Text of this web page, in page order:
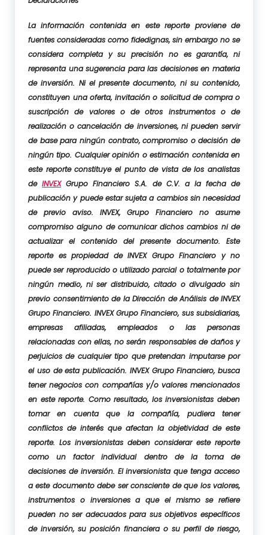
La información contenida en este reporte proviene de
fuentes consideradas como fidedignas, sin embargo no se
considera completa y su precisión no es garantía, ni
representa una sugerencia para las decisiones en materia
de inversión. Ni el presente documento, ni su contenido,
constituyen una oferta, invitación o solicitud de compra o
suscripción de valores o de otros instrumentos o de
realización o cancelación de inversiones, ni pueden servir
de base para ningún contrato, compromiso o decisión de
ningún tipo. Cualquier opinión o estimación contenida en
este reporte constituye el punto de vista de los analistas
deINVEXGrupo Financiero S.A. de C.V. a la fecha de
publicación y puede estar sujeta a cambios sin necesidad
de previo aviso. INVEX, Grupo Financiero no asume
compromiso alguno de comunicar dichos cambios ni de
actualizar el contenido del presente documento. Este
reporte es propiedad de INVEX Grupo Financiero y no
puede ser reproducido o utilizado parcial o totalmente por
ningún medio, ni ser distribuido, citado o divulgado sin
previo consentimiento de la Dirección de Análisis de INVEX
Grupo Financiero. INVEX Grupo Financiero, sus subsidiarias,
empresas afiliadas, empleados o las personas
relacionadas con ellas, no serán responsables de daños y
perjuicios de cualquier tipo que pretendan imputarse por
el uso de esta publicación. INVEX Grupo Financiero, busca
tener negocios con compañías y/o valores mencionados
en este reporte. Como resultado, los inversionistas deben
tomar en cuenta que la compañía, pudiera tener
conflictos de interés que afectan la objetividad de este
reporte. Los inversionistas deben considerar este reporte
como un factor individual dentro de la toma de
decisiones de inversión. El inversionista que tenga acceso
a este documento debe ser consciente de que los valores,
instrumentos o inversiones a que el mismo se refiere
pueden no ser adecuados para sus objetivos específicos
de inversión, su posición financiera o su perfil de riesgo,